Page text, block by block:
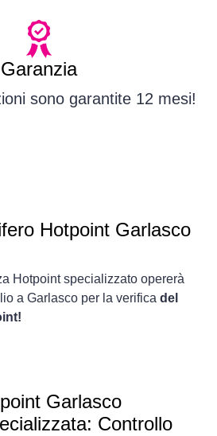
Garanzia
sono garantite 12 mesi!
Hotpoint Garlasco
Hotpoint specializzato opererà
a Garlasco per la verifica del
Garlasco
Controllo